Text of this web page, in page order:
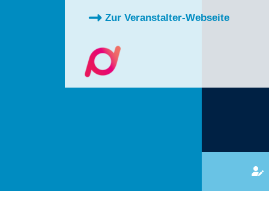
Zur Veranstalter-Webseite